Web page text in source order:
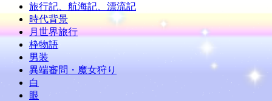
旅行記、航海記、漂流記
時代背景
月世界旅行
枠物語
男装
異端審問・魔女狩り
白
眼